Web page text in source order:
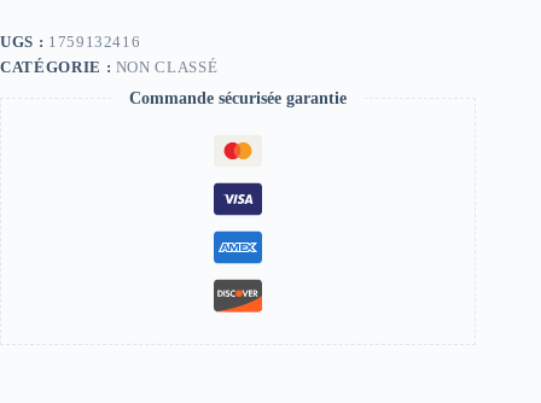
x
20
UGS : 1759132416
CATÉGORIE : NON CLASSÉ
Commande sécurisée garantie